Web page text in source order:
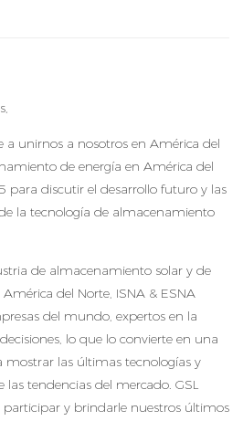
a unirnos a nosotros en América del
de energía en América del
para discutir el desarrollo futuro y las
la tecnología de almacenamiento
de almacenamiento solar y de
del Norte, ISNA & ESNA
del mundo, expertos en la
lo que lo convierte en una
las últimas tecnologías y
tendencias del mercado. GSL
participar y brindarle nuestros últimos